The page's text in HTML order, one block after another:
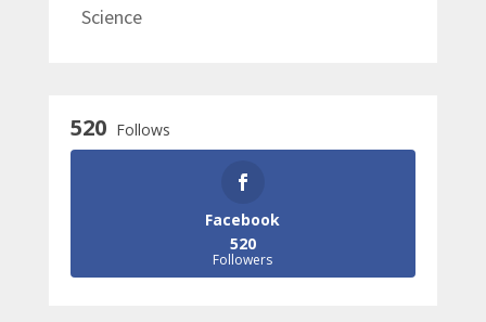
Science
520 Follows
Facebook
520
Followers